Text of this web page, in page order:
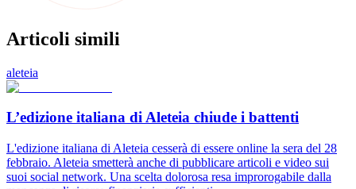
Articoli simili
aleteia
L’edizione italiana di Aleteia chiude i battenti
L'edizione italiana di Aleteia cesserà di essere online la sera del 28
febbraio. Aleteia smetterà anche di pubblicare articoli e video sui
suoi social network. Una scelta dolorosa resa improrogabile dalla